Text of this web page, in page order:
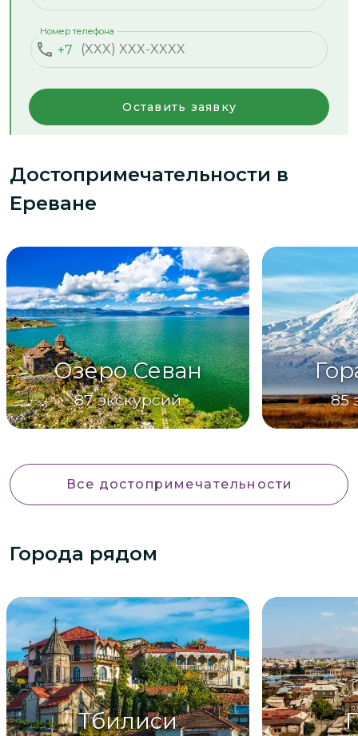
+7
Номер телефона
Оставить заявку
Достопримечательности в
Ереване
Озеро Севан
87 экскурсий 85
Все достопримечательности
Города рядом
Тбилиси